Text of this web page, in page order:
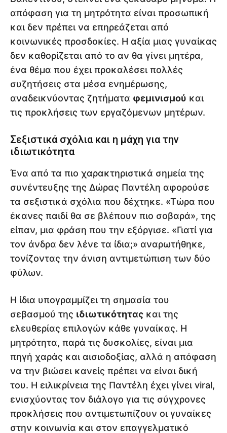
απόφαση για τη μητρότητα είναι προσωπική
και δεν πρέπει να επηρεάζεται από
κοινωνικές προσδοκίες. Η αξία μιας γυναίκας
δεν καθορίζεται από το αν θα γίνει μητέρα,
ένα θέμα που έχει προκαλέσει πολλές
συζητήσεις στα μέσα ενημέρωσης,
αναδεικνύοντας ζητήματα φεμινισμού και
τις προκλήσεις των εργαζόμενων μητέρων.
Σεξιστικά σχόλια και η μάχη για την
ιδιωτικότητα
Ένα από τα πιο χαρακτηριστικά σημεία της
συνέντευξης της Δώρας Παντέλη αφορούσε
τα σεξιστικά σχόλια που δέχτηκε. «Τώρα που
έκανες παιδί θα σε βλέπουν πιο σοβαρά», της
είπαν, μια φράση που την εξόργισε. «Γιατί για
τον άνδρα δεν λένε τα ίδια;» αναρωτήθηκε,
τονίζοντας την άνιση αντιμετώπιση των δύο
φύλων.
Η ίδια υπογραμμίζει τη σημασία του
σεβασμού της ιδιωτικότητας και της
ελευθερίας επιλογών κάθε γυναίκας. Η
μητρότητα, παρά τις δυσκολίες, είναι μια
πηγή χαράς και αισιοδοξίας, αλλά η απόφαση
να την βιώσει κανείς πρέπει να είναι δική
του. Η ειλικρίνεια της Παντέλη έχει γίνει viral,
ενισχύοντας τον διάλογο για τις σύγχρονες
προκλήσεις που αντιμετωπίζουν οι γυναίκες
στην κοινωνία και στον επαγγελματικό